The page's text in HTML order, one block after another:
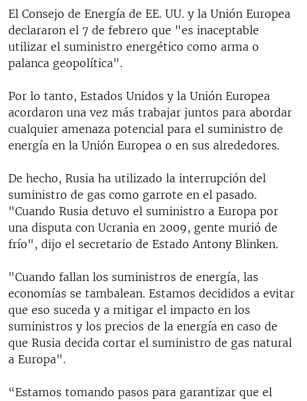
El Consejo de Energía de EE. UU. y la Unión Europea
declararon el 7 de febrero que "es inaceptable
utilizar el suministro energético como arma o
palanca geopolítica".
Por lo tanto, Estados Unidos y la Unión Europea
acordaron una vez más trabajar juntos para abordar
cualquier amenaza potencial para el suministro de
energía en la Unión Europea o en sus alrededores.
De hecho, Rusia ha utilizado la interrupción del
suministro de gas como garrote en el pasado.
"Cuando Rusia detuvo el suministro a Europa por
una disputa con Ucrania en 2009, gente murió de
frío", dijo el secretario de Estado Antony Blinken.
"Cuando fallan los suministros de energía, las
economías se tambalean. Estamos decididos a evitar
que eso suceda y a mitigar el impacto en los
suministros y los precios de la energía en caso de
que Rusia decida cortar el suministro de gas natural
a Europa".
“Estamos tomando pasos para garantizar que el